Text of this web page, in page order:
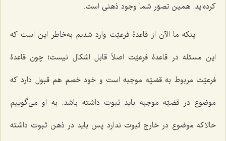
کرده‌اید. همین تصوّر شما وجود ذهنی است.
اینکه ما الآن از قاعدۀ فرعیّت وارد شدیم به‌خاطر این است که
این مسئله در قاعدۀ فرعیّت اصلاً قابل اشکال نیست؛ چون قاعدۀ
فرعیّت مربوط به قضیّه موجبه است و خود خصم هم قبول دارد که
موضوع در قضیّه موجبه باید ثبوت داشته باشد. به او می‌گوییم
حالاکه موضوع در خارج ثبوت ندارد پس باید در ذهن ثبوت داشته